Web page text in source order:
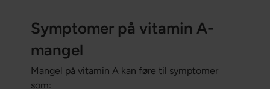
Symptomer på vitamin A-
mangel
Mangel på vitamin A kan føre til symptomer
som: